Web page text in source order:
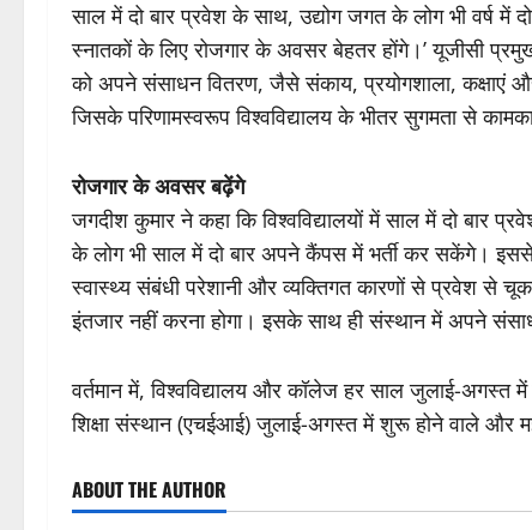
साल में दो बार प्रवेश के साथ, उद्योग जगत के लोग भी वर्ष
स्नातकों के लिए रोजगार के अवसर बेहतर होंगे।’ यूजीसी
को अपने संसाधन वितरण, जैसे संकाय, प्रयोगशाला, कक्षाएं
जिसके परिणामस्वरूप विश्वविद्यालय के भीतर सुगमता से
रोजगार के अवसर बढ़ेंगे
जगदीश कुमार ने कहा कि विश्वविद्यालयों में साल में दो बार
के लोग भी साल में दो बार अपने कैंपस में भर्ती कर सकेंगे। इससे
स्वास्थ्य संबंधी परेशानी और व्यक्तिगत कारणों से प्रवेश से
इंतजार नहीं करना होगा। इसके साथ ही संस्थान में अपने
वर्तमान में, विश्वविद्यालय और कॉलेज हर साल जुलाई-अगस्त
शिक्षा संस्थान (एचईआई) जुलाई-अगस्त में शुरू होने वाले और
ABOUT THE AUTHOR